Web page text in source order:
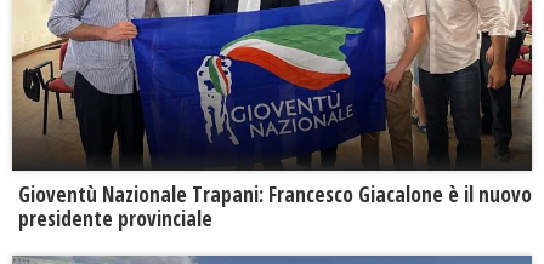
Gioventù Nazionale Trapani: Francesco Giacalone è il nuovo
presidente provinciale